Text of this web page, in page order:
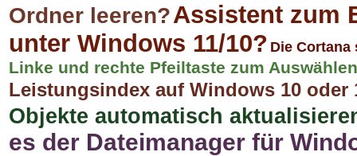
Ordner leeren?Assistent zum
unter Windows 11/10? Die
Linke und rechte Pfeiltaste zum
Leistungsindex auf Windows 10 oder
Objekte automatisch
es der Dateimanager für